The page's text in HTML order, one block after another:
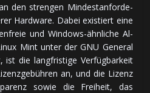
den stren­gen Min­dest­an­for­de­
Hardware. Dabei exis­tiert eine
und Windows-ähn­li­che Al­
Mint unter der GNU General
ist die lang­fris­ti­ge Ver­füg­bar­keit
an, und die Lizenz
sowie die Frei­heit, das